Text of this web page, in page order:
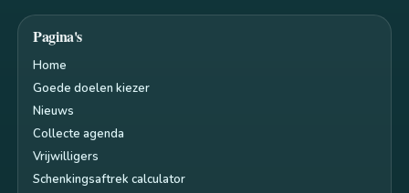
Pagina's
Home
Goede doelen kiezer
Nieuws
Collecte agenda
Vrijwilligers
Schenkingsaftrek calculator